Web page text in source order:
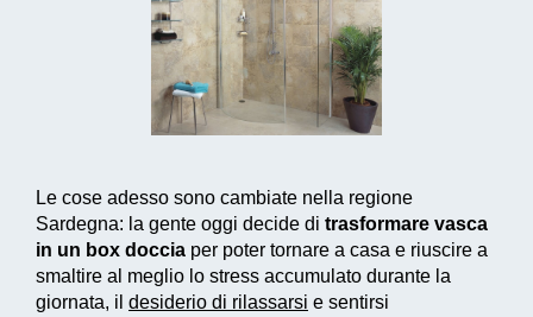
Le cose adesso sono cambiate nella regione
Sardegna: la gente oggi decide di trasformare vasca
in un box doccia per poter tornare a casa e riuscire a
smaltire al meglio lo stress accumulato durante la
giornata, il desiderio di rilassarsi e sentirsi